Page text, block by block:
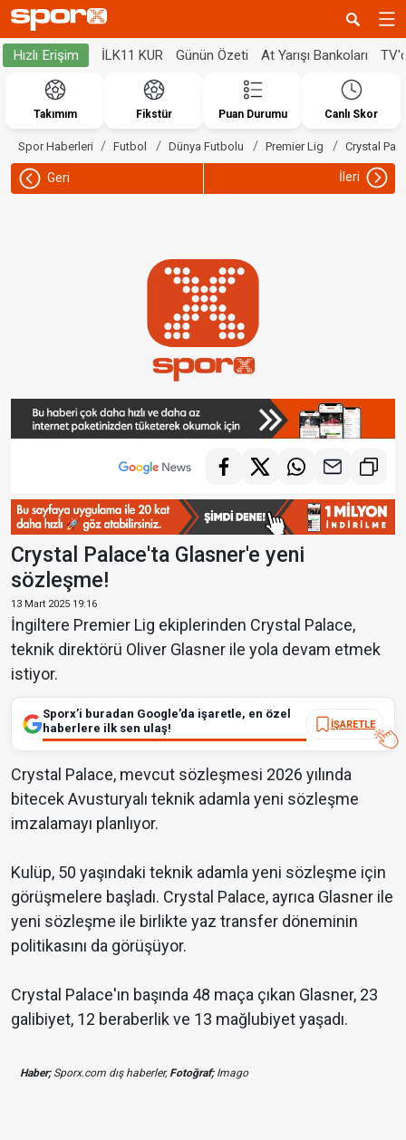
Hızlı Erişim İLK11 KUR Günün Özeti At Yarışı Bankoları
Takımım Fikstür Puan Durumu Canlı Skor
Spor Haberleri Futbol Dünya Futbolu Premier Lig Crystal
Geri İleri
Crystal Palace'ta Glasner'e yeni
sözleşme!
13 Mart 2025 19:16
İngiltere Premier Lig ekiplerinden Crystal Palace,
teknik direktörü Oliver Glasner ile yola devam etmek
istiyor.
Sporx’i buradan Google’da işaretle, en özel
haberlere ilk sen ulaş!
İŞARETLE
Crystal Palace, mevcut sözleşmesi 2026 yılında
bitecek Avusturyalı teknik adamla yeni sözleşme
imzalamayı planlıyor.
Kulüp, 50 yaşındaki teknik adamla yeni sözleşme için
görüşmelere başladı. Crystal Palace, ayrıca Glasner ile
yeni sözleşme ile birlikte yaz transfer döneminin
politikasını da görüşüyor.
Crystal Palace'ın başında 48 maça çıkan Glasner, 23
galibiyet, 12 beraberlik ve 13 mağlubiyet yaşadı.
Haber;Sporx.com dış haberler,Fotoğraf;Imago